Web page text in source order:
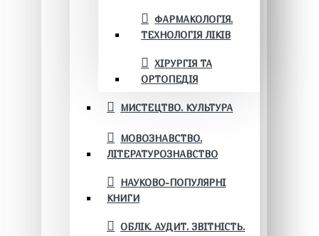
ФАРМАКОЛОГІЯ.
ТЕХНОЛОГІЯ ЛІКІВ
ХІРУРГІЯ ТА
ОРТОПЕДІЯ
МИСТЕЦТВО. КУЛЬТУРА
МОВОЗНАВСТВО.
ЛІТЕРАТУРОЗНАВСТВО
НАУКОВО-ПОПУЛЯРНІ
КНИГИ
ОБЛІК. АУДИТ. ЗВІТНІСТЬ.